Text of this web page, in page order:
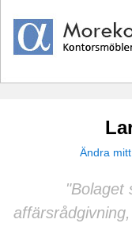
Ändra
"Bolaget